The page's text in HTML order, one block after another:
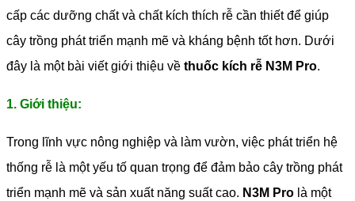
cấp các dưỡng chất và chất kích thích rễ cần thiết để giúp
cây trồng phát triển mạnh mẽ và kháng bệnh tốt hơn. Dưới
đây là một bài viết giới thiệu về thuốc kích rễ N3M Pro.
1. Giới thiệu:
Trong lĩnh vực nông nghiệp và làm vườn, việc phát triển hệ
thống rễ là một yếu tố quan trọng để đảm bảo cây trồng phát
triển mạnh mẽ và sản xuất năng suất cao. N3M Pro là một